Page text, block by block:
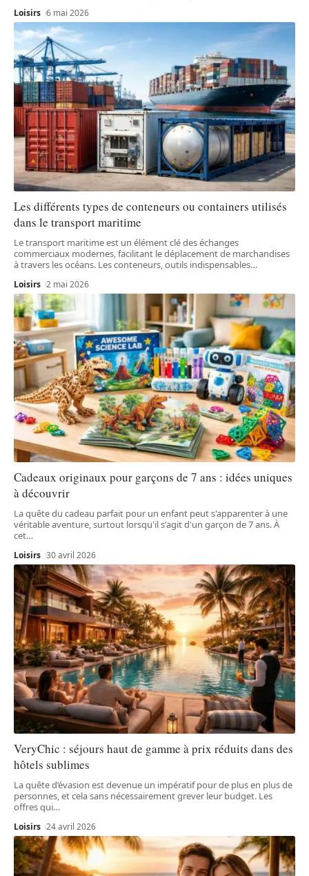
Loisirs 6 mai 2026
Les différents types de conteneurs ou containers utilisés
dans le transport maritime
Le transport maritime est un élément clé des échanges
commerciaux modernes, facilitant le déplacement de marchandises
à travers les océans. Les conteneurs, outils indispensables…
Loisirs 2 mai 2026
Cadeaux originaux pour garçons de 7 ans : idées uniques
à découvrir
La quête du cadeau parfait pour un enfant peut s'apparenter à une
véritable aventure, surtout lorsqu'il s'agit d'un garçon de 7 ans. À
cet…
Loisirs 30 avril 2026
VeryChic : séjours haut de gamme à prix réduits dans des
hôtels sublimes
La quête d’évasion est devenue un impératif pour de plus en plus de
personnes, et cela sans nécessairement grever leur budget. Les
offres qui…
Loisirs 24 avril 2026